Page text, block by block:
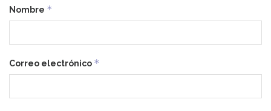
Nombre *
Correo electrónico *